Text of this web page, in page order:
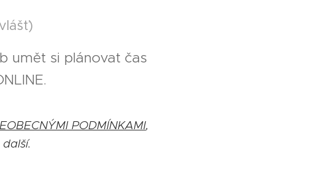
umět si plánovat čas
PODMÍNKAMI,